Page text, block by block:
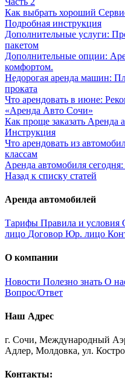
Как выбрать хороший
Подробная инструкция
Дополнительные услуги:
пакетом
Дополнительные опции:
комфортом.
Недорогая аренда машин:
проката
Что арендовать в июне:
«Аренда Авто Сочи»
Как проще заказать Аренда
Инструкция
Что арендовать из
классам
Аренда автомобиля
Назад к списку статей
Аренда автомобилей
Тарифы Правила и условия
лицо Договор Юр. лицо
О компании
Новости Полезно знать О
Вопрос/Ответ
Наш Адрес
г. Сочи, Международный
Адлер, Молдовка, ул.
Контакты: